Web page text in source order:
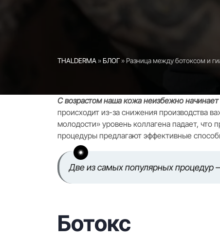
THALDERMA»БЛОГ » Разница между ботоксом и
С возрастом наша кожа неизбежно
происходит из-за снижения производства
молодости» уровень коллагена падает, что
процедуры предлагают эффективные
Две из самых популярных процедур
Ботокс